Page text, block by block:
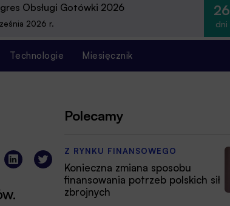
Obsługi Gotówki 2026
2026 r.
26
dni
Technologie Miesięcznik
Polecamy
Z RYNKU FINANSOWEGO
Konieczna zmiana sposobu
finansowania potrzeb polskich sił
zbrojnych